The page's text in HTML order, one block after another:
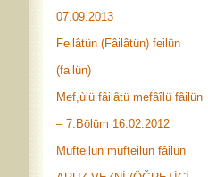
07.09.2013
Feilâtün (Fâilâtün) feilün
(fa’lün)
Mef,ùlü fâilâtü mefâîlü fâilün
– 7.Bölüm 16.02.2012
Müfteilün müfteilün fâilün